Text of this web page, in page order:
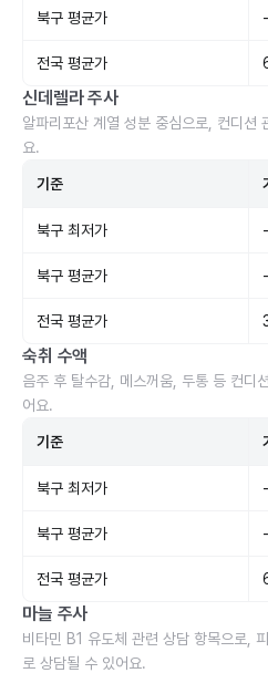
북구 평균가 -
전국 평균가
신데렐라 주사
알파리포산 계열 성분 중심으로, 컨디션
요.
기준
북구 최저가 -
북구 평균가 -
전국 평균가
숙취 수액
음주 후 탈수감, 메스꺼움, 두통 등 컨디
어요.
기준
북구 최저가 -
북구 평균가 -
전국 평균가
마늘 주사
비타민 B1 유도체 관련 상담 항목으로,
로 상담될 수 있어요.